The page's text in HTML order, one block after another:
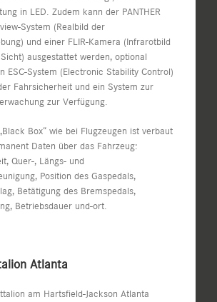
in LED. Zudem kann der PANTHER
System (Realbild der
und einer FLIR-Kamera (Infrarotbild
ausgestattet werden, optional
ESC-System (Electronic Stability Control)
Fahrsicherheit und ein System zur
zur Verfügung.
Box“ wie bei Flugzeugen ist verbaut
Daten über das Fahrzeug:
Quer-, Längs- und
Position des Gaspedals,
Betätigung des Bremspedals,
Betriebsdauer und-ort.
Atlanta
am Hartsfield-Jackson Atlanta